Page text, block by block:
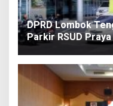
DPRD Lombok
Parkir RSUD Praya